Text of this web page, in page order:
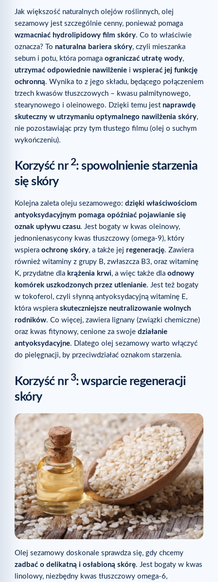
Jak większość naturalnych olejów roślinnych, olej
sezamowy jest szczególnie cenny, ponieważ pomaga
wzmacniać hydrolipidowy film skóry. Co to właściwie
oznacza? To naturalna bariera skóry, czyli mieszanka
sebum i potu, która pomaga ograniczać utratę wody,
utrzymać odpowiednie nawilżenie i wspierać jej funkcję
ochronną. Wynika to z jego składu, będącego połączeniem
trzech kwasów tłuszczowych – kwasu palmitynowego,
stearynowego i oleinowego. Dzięki temu jest naprawdę
skuteczny w utrzymaniu optymalnego nawilżenia skóry,
nie pozostawiając przy tym tłustego filmu (olej o suchym
wykończeniu).
Korzyść nr2: spowolnienie starzenia
się skóry
Kolejna zaleta oleju sezamowego: dzięki właściwościom
antyoksydacyjnym pomaga opóźniać pojawianie się
oznak upływu czasu. Jest bogaty w kwas oleinowy,
jednonienasycony kwas tłuszczowy (omega-9), który
wspiera ochronę skóry, a także jej regenerację. Zawiera
również witaminy z grupy B, zwłaszcza B3, oraz witaminę
K, przydatne dla krążenia krwi, a więc także dla odnowy
komórek uszkodzonych przez utlenianie. Jest też bogaty
w tokoferol, czyli słynną antyoksydacyjną witaminę E,
która wspiera skuteczniejsze neutralizowanie wolnych
rodników. Co więcej, zawiera lignany (związki chemiczne)
oraz kwas fitynowy, cenione za swoje działanie
antyoksydacyjne. Dlatego olej sezamowy warto włączyć
do pielęgnacji, by przeciwdziałać oznakom starzenia.
Korzyść nr3: wsparcie regeneracji
skóry
Olej sezamowy doskonale sprawdza się, gdy chcemy
zadbać o delikatną i osłabioną skórę. Jest bogaty w kwas
linolowy, niezbędny kwas tłuszczowy omega-6,